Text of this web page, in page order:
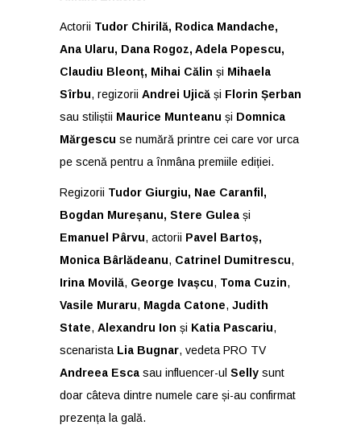
Actorii Tudor Chirilă, Rodica Mandache,
Ana Ularu, Dana Rogoz, Adela Popescu,
Claudiu Bleonț, Mihai Călin și Mihaela
Sîrbu, regizorii Andrei Ujică și Florin Șerban
sau stiliștii Maurice Munteanu și Domnica
Mărgescu se numără printre cei care vor urca
pe scenă pentru a înmâna premiile ediției.
Regizorii Tudor Giurgiu, Nae Caranfil,
Bogdan Mureșanu, Stere Gulea și
Emanuel Pârvu, actorii Pavel Bartoș,
Monica Bârlădeanu, Catrinel Dumitrescu,
Irina Movilă, George Ivașcu, Toma Cuzin,
Vasile Muraru, Magda Catone, Judith
State, Alexandru Ion și Katia Pascariu,
scenarista Lia Bugnar, vedeta PRO TV
Andreea Esca sau influencer-ul Selly sunt
doar câteva dintre numele care și-au confirmat
prezența la gală.